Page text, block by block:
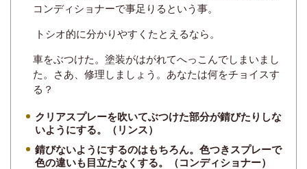
コンディショナーで事足りるという事。
トシオ的に分かりやすくたとえるなら。
車をぶつけた。塗装がはがれてへっこんでしまいまし
た。さあ、修理しましょう。あなたは何をチョイスす
る？
クリアスプレーを吹いてぶつけた部分が錆びたりしな
いようにする。（リンス）
錆びないようにするのはもちろん。色つきスプレーで
色の違いも目立たなくする。（コンディショナー）